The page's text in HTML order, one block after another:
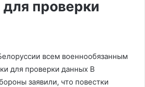
для проверки
всем военнообязанным
для проверки данных В
заявили, что повестки